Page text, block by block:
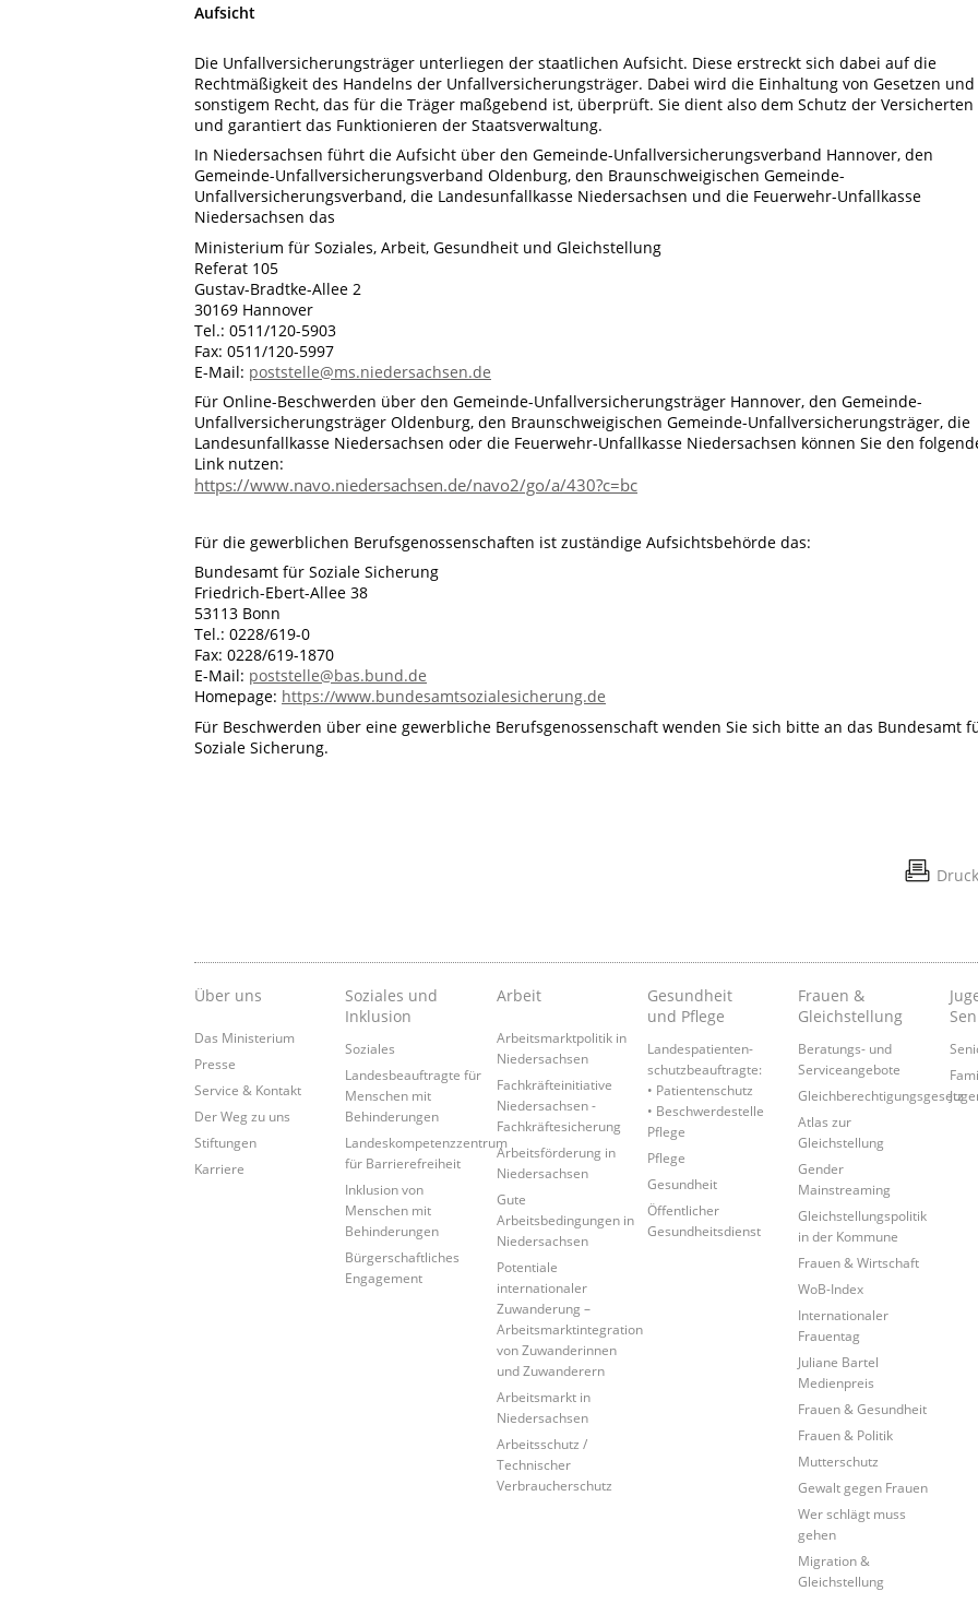
Aufsicht
Die Unfallversicherungsträger unterliegen der staatlichen Aufsicht. Diese erstreckt sich dabei auf die
Rechtmäßigkeit des Handelns der Unfallversicherungsträger. Dabei wird die Einhaltung von Gesetzen und
sonstigem Recht, das für die Träger maßgebend ist, überprüft. Sie dient also dem Schutz der Versicherten
und garantiert das Funktionieren der Staatsverwaltung.
In Niedersachsen führt die Aufsicht über den Gemeinde-Unfallversicherungsverband Hannover, den
Gemeinde-Unfallversicherungsverband Oldenburg, den Braunschweigischen Gemeinde-
Unfallversicherungsverband, die Landesunfallkasse Niedersachsen und die Feuerwehr-Unfallkasse
Niedersachsen das
Ministerium für Soziales, Arbeit, Gesundheit und Gleichstellung
Referat 105
Gustav-Bradtke-Allee 2
30169 Hannover
Tel.: 0511/120-5903
Fax: 0511/120-5997
E-Mail: poststelle@ms.niedersachsen.de
Für Online-Beschwerden über den Gemeinde-Unfallversicherungsträger Hannover, den Gemeinde-
Unfallversicherungsträger Oldenburg, den Braunschweigischen Gemeinde-Unfallversicherungsträger, die
Landesunfallkasse Niedersachsen oder die Feuerwehr-Unfallkasse Niedersachsen können Sie den
Link nutzen:
https://www.navo.niedersachsen.de/navo2/go/a/430?c=bc
Für die gewerblichen Berufsgenossenschaften ist zuständige Aufsichtsbehörde das:
Bundesamt für Soziale Sicherung
Friedrich-Ebert-Allee 38
53113 Bonn
Tel.: 0228/619-0
Fax: 0228/619-1870
E-Mail: poststelle@bas.bund.de
Homepage: https://www.bundesamtsozialesicherung.de
Für Beschwerden über eine gewerbliche Berufsgenossenschaft wenden Sie sich bitte an das Bundesamt
Soziale Sicherung.
Über uns
Das Ministerium
Presse
Service & Kontakt
Der Weg zu uns
Stiftungen
Karriere
Soziales und
Inklusion
Soziales
Landesbeauftragte für
Menschen mit
Behinderungen
Landeskompetenzzentrum
für Barrierefreiheit
Inklusion von
Menschen mit
Behinderungen
Bürgerschaftliches
Engagement
Arbeit
Arbeitsmarktpolitik in
Niedersachsen
Fachkräfteinitiative
Niedersachsen -
Fachkräftesicherung
Arbeitsförderung in
Niedersachsen
Gute
Arbeitsbedingungen in
Niedersachsen
Potentiale
internationaler
Zuwanderung –
Arbeitsmarktintegration
von Zuwanderinnen
und Zuwanderern
Arbeitsmarkt in
Niedersachsen
Arbeitsschutz /
Technischer
Verbraucherschutz
Gesundheit
und Pflege
Landespatienten­
schutzbeauftragte:
• Patientenschutz
• Beschwerdestelle
Pflege
Pflege
Gesundheit
Öffentlicher
Gesundheitsdienst
Frauen &
Gleichstellung
Beratungs- und
Serviceangebote
Gleichberechtigungsgesetz
Atlas zur
Gleichstellung
Gender
Mainstreaming
Gleichstellungspolitik
in der Kommune
Frauen & Wirtschaft
WoB-Index
Internationaler
Frauentag
Juliane Bartel
Medienpreis
Frauen & Gesundheit
Frauen & Politik
Mutterschutz
Gewalt gegen Frauen
Wer schlägt muss
gehen
Migration &
Gleichstellung